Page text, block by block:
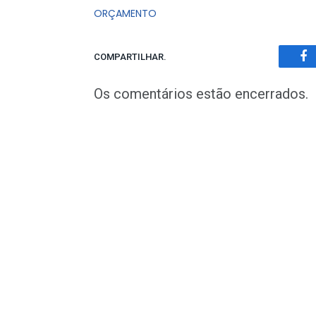
ORÇAMENTO
COMPARTILHAR.
Os comentários estão encerrados.